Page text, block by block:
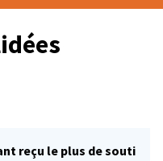
reçu le plus de souti